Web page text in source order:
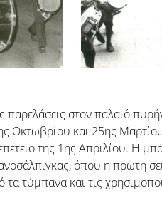
παρελάσεις στον παλαιό
Οκτωβρίου και 25ης
της 1ης Απριλίου. Η
όπου η πρώτη
τύμπανα και τις